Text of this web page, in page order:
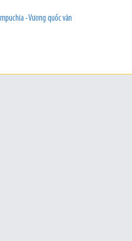
- Vương quốc văn